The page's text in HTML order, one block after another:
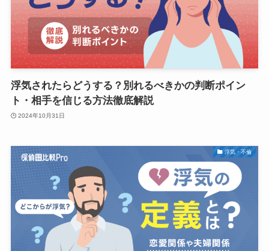
浮気されたらどうする？別れるべきかの判断ポイン
ト・相手を信じる方法徹底解説
2024年10月31日
浮気・不倫